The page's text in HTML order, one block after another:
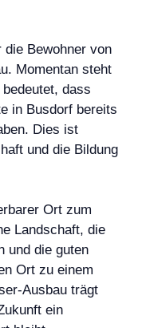
Bewohner von
Momentan steht
dass
in Busdorf bereits
Dies ist
und die Bildung
Ort zum
Landschaft, die
und die guten
Ort zu einem
Ausbau trägt
ein